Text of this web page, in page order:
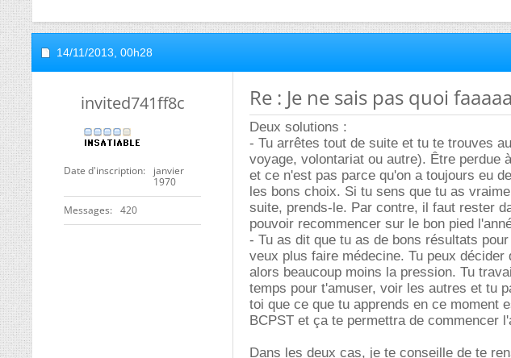
14/11/2013, 00h28
invited741ff8c
Date d'inscription
janvier
1970
Messages 420
Re : Je ne sais pas quoi
Deux solutions :
- Tu arrêtes tout de suite et tu te trouves
voyage, volontariat ou autre). Être perdue
et ce n'est pas parce qu'on a toujours eu
les bons choix. Si tu sens que tu as
suite, prends-le. Par contre, il faut rester
pouvoir recommencer sur le bon pied
- Tu as dit que tu as de bons résultats
veux plus faire médecine. Tu peux
alors beaucoup moins la pression. Tu
temps pour t'amuser, voir les autres et tu
toi que ce que tu apprends en ce moment
BCPST et ça te permettra de commencer
Dans les deux cas, je te conseille de te